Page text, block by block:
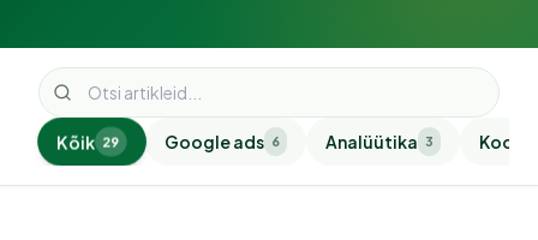
Kõik 29 Google ads 6 Analüütika 3